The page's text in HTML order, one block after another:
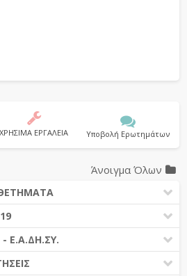
ΧΡΗΣΙΜΑ ΕΡΓΑΛΕΙΑ Υποβολή Ερωτημάτων
Άνοιγμα Όλων
(Ν. 4412/2016)
(Ν.3463/2006)
2010)
(ΣΥΝΟΛΟ)
COVID -19
Ε.Α.ΔΗ.ΣΥ.